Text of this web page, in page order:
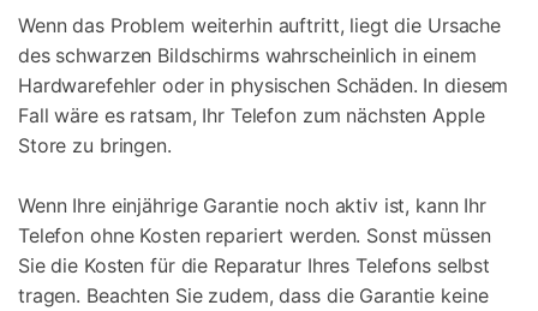
Wenn das Problem weiterhin auftritt, liegt die Ursache
des schwarzen Bildschirms wahrscheinlich in einem
Hardwarefehler oder in physischen Schäden. In diesem
Fall wäre es ratsam, Ihr Telefon zum nächsten Apple
Store zu bringen.
Wenn Ihre einjährige Garantie noch aktiv ist, kann Ihr
Telefon ohne Kosten repariert werden. Sonst müssen
Sie die Kosten für die Reparatur Ihres Telefons selbst
tragen. Beachten Sie zudem, dass die Garantie keine